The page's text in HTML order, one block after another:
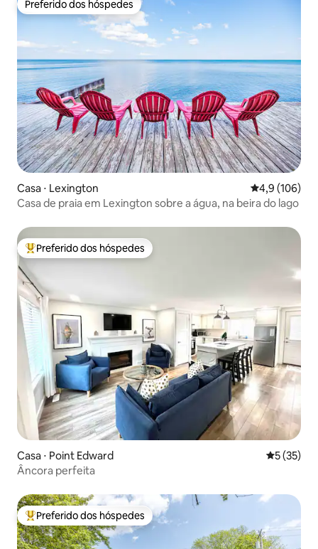
Preferido dos hóspedes
Preferido dos hóspedes
Casa ⋅ Lexington 4,9 de uma
4,9 (106)
Casa de praia em Lexington sobre a água, na beira do lago
Entre os melhores preferidos dos hóspedes
Preferido dos hóspedes
Casa ⋅ Point Edward 5 de uma
5 (35)
Âncora perfeita
Entre os melhores preferidos dos hóspedes
Preferido dos hóspedes